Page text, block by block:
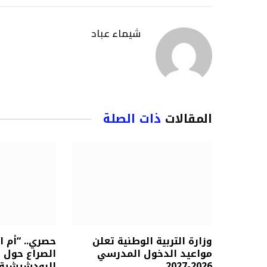
شيماء عباد
المقالات ذات الصلة
وزارة التربية الوطنية تعلن
مواعيد الدخول المدرسي
حصري.. “أم
الصراع حول